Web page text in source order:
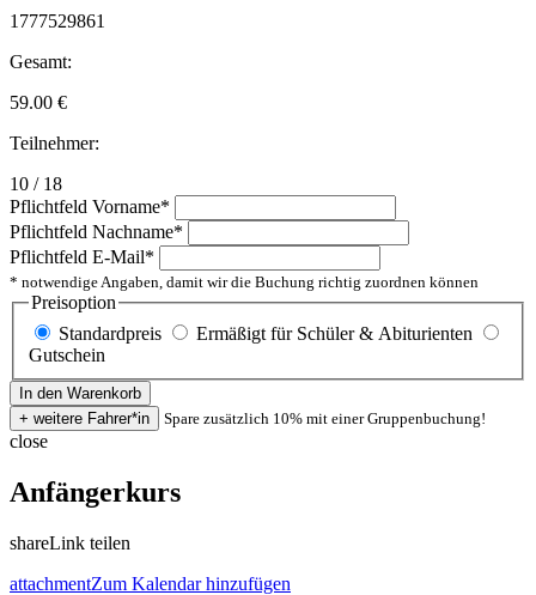
1777529861
Gesamt:
59.00 €
Teilnehmer:
10 / 18
Pflichtfeld Vorname*
Pflichtfeld Nachname*
Pflichtfeld E-Mail*
* notwendige Angaben, damit wir die Buchung richtig zuordnen können
Preisoption
Standardpreis
Ermäßigt für Schüler & Abiturienten
Gutschein
Spare zusätzlich 10% mit einer Gruppenbuchung!
close
Anfängerkurs
shareLink teilen
attachmentZum Kalendar hinzufügen